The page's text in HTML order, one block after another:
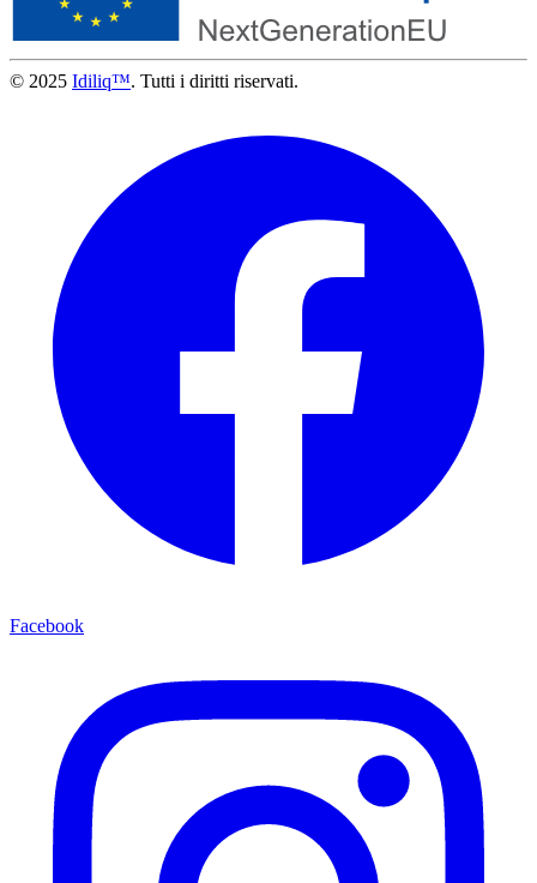
© 2025 Idiliq™. Tutti i diritti riservati.
Facebook